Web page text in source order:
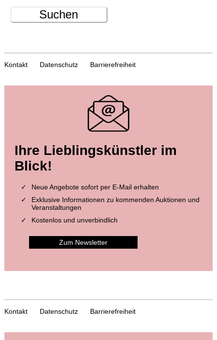
Suchen
Kontakt Datenschutz Barrierefreiheit
Ihre Lieblingskünstler im
Blick!
Neue Angebote sofort per E-Mail erhalten
Exklusive Informationen zu kommenden Auktionen und
Veranstaltungen
Kostenlos und unverbindlich
Zum Newsletter
Kontakt Datenschutz Barrierefreiheit